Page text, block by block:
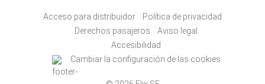
Acceso para distribuidor
Política de privacidad
Derechos pasajeros
Aviso legal
Accesibilidad
Cambiar la configuración de las cookies